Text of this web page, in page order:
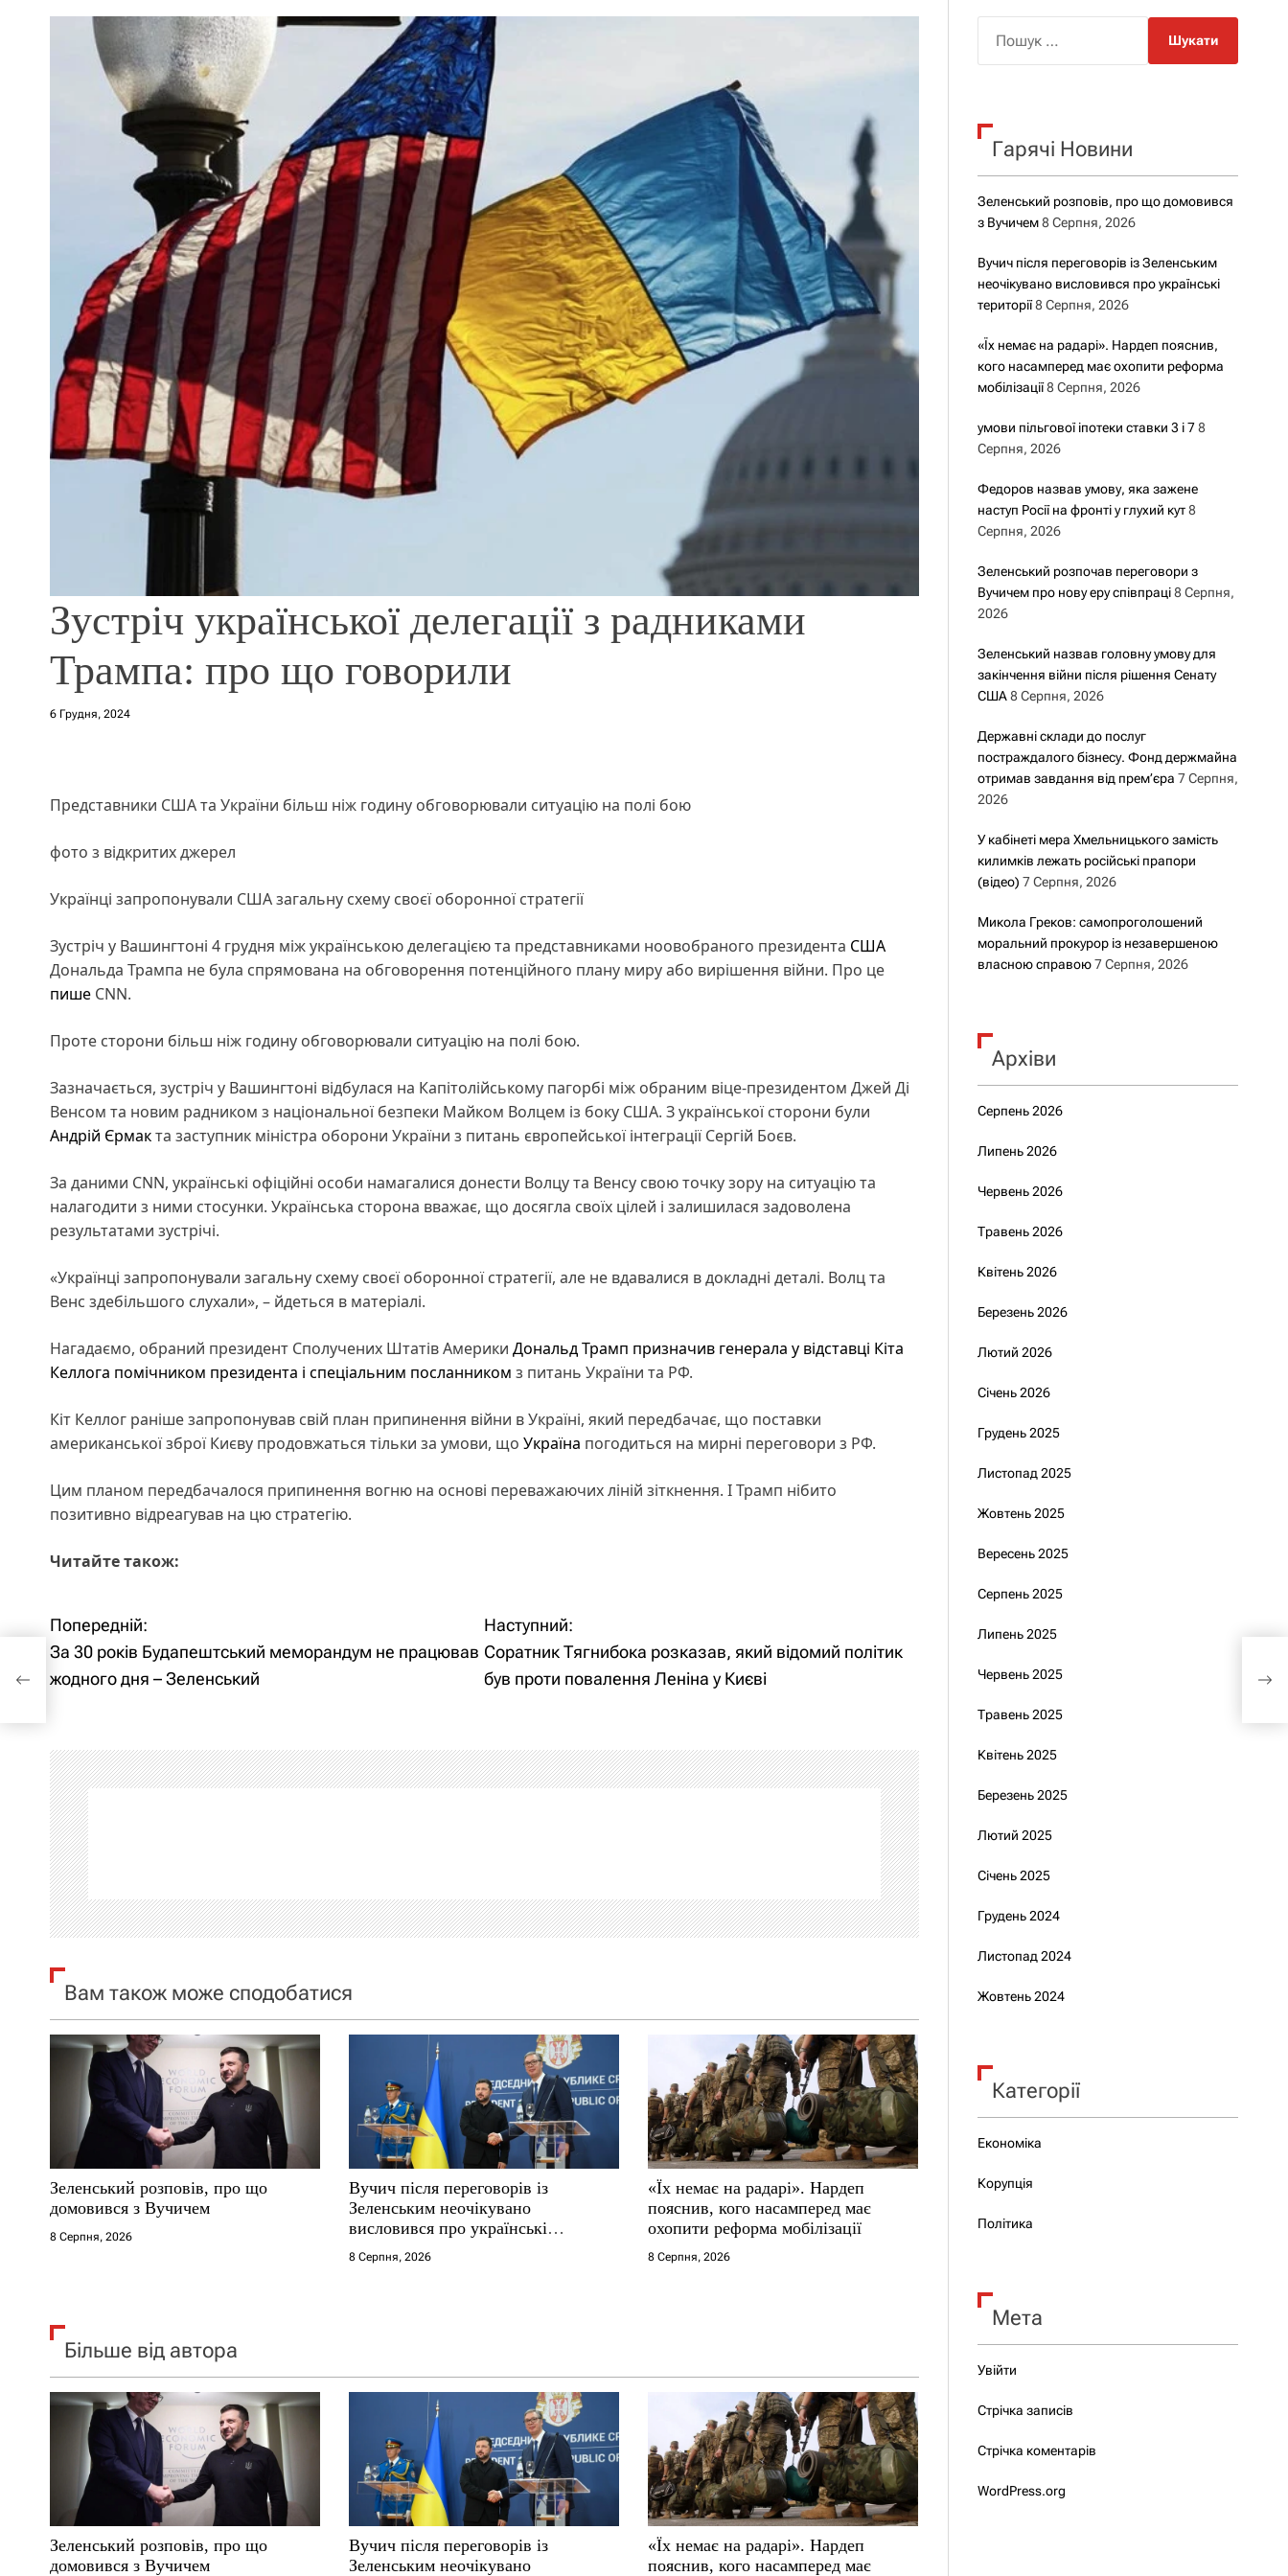
р
о
у
Зустріч української делегації з радниками
Трампа: про що говорили
6 Грудня, 2024
Представники США та України більш ніж годину обговорювали ситуацію на полі бою
фото з відкритих джерел
Українці запропонували США загальну схему своєї оборонної стратегії
Зустріч у Вашингтоні 4 грудня між українською делегацією та представниками ноовобраного президента США
Дональда Трампа не була спрямована на обговорення потенційного плану миру або вирішення війни. Про це
пише CNN.
Проте сторони більш ніж годину обговорювали ситуацію на полі бою.
Зазначається, зустріч у Вашингтоні відбулася на Капітолійському пагорбі між обраним віце-президентом Джей Ді
Венсом та новим радником з національної безпеки Майком Волцем із боку США. З української сторони були
Андрій Єрмакта заступник міністра оборони України з питань європейської інтеграції Сергій Боєв.
За даними CNN, українські офіційні особи намагалися донести Волцу та Венсу свою точку зору на ситуацію та
налагодити з ними стосунки. Українська сторона вважає, що досягла своїх цілей і залишилася задоволена
результатами зустрічі.
«Українці запропонували загальну схему своєї оборонної стратегії, але не вдавалися в докладні деталі. Волц та
Венс здебільшого слухали», – йдеться в матеріалі.
Нагадаємо, обраний президент Сполучених Штатів Америки Дональд Трамп призначив генерала у відставці Кіта
Келлога помічником президента і спеціальним посланником з питань України та РФ.
Кіт Келлог раніше запропонував свій план припинення війни в Україні, який передбачає, що поставки
американської зброї Києву продовжаться тільки за умови, що Україна погодиться на мирні переговори з РФ.
Цим планом передбачалося припинення вогню на основі переважаючих ліній зіткнення. І Трамп нібито
позитивно відреагував на цю стратегію.
Читайте також:
Н
а
і
г
а
ц
і
я
а
с
і
в
Попередній:
За 30 років Будапештський меморандум не працював
жодного дня – Зеленський
Наступний:
Соратник Тягнибока розказав, який відомий політик
був проти повалення Леніна у Києві
Вам також може сподобатися
Зеленський розповів, про що
домовився з Вучичем
8 Серпня, 2026
Вучич після переговорів із
Зеленським неочікувано
висловився про українські
території
8 Серпня, 2026
«Їх немає на радарі». Нардеп
пояснив, кого насамперед має
охопити реформа мобілізації
8 Серпня, 2026
Більше від автора
Зеленський розповів, про що
домовився з Вучичем
Вучич після переговорів із
Зеленським неочікувано
«Їх немає на радарі». Нардеп
пояснив, кого насамперед має
к
Гарячі Новини
Зеленський розповів, про що домовився
з Вучичем 8 Серпня, 2026
Вучич після переговорів із Зеленським
неочікувано висловився про українські
території 8 Серпня, 2026
«Їх немає на радарі». Нардеп пояснив,
кого насамперед має охопити реформа
мобілізації 8 Серпня, 2026
умови пільгової іпотеки ставки 3 і 7 8
Серпня, 2026
Федоров назвав умову, яка зажене
наступ Росії на фронті у глухий кут 8
Серпня, 2026
Зеленський розпочав переговори з
Вучичем про нову еру співпраці 8 Серпня,
2026
Зеленський назвав головну умову для
закінчення війни після рішення Сенату
США 8 Серпня, 2026
Державні склади до послуг
постраждалого бізнесу. Фонд держмайна
отримав завдання від прем’єра 7 Серпня,
2026
У кабінеті мера Хмельницького замість
килимків лежать російські прапори
(відео) 7 Серпня, 2026
Микола Греков: самопроголошений
моральний прокурор із незавершеною
власною справою 7 Серпня, 2026
Архіви
Серпень 2026
Липень 2026
Червень 2026
Травень 2026
Квітень 2026
Березень 2026
Лютий 2026
Січень 2026
Грудень 2025
Листопад 2025
Жовтень 2025
Вересень 2025
Серпень 2025
Липень 2025
Червень 2025
Травень 2025
Квітень 2025
Березень 2025
Лютий 2025
Січень 2025
Грудень 2024
Листопад 2024
Жовтень 2024
Категорії
Економіка
Корупція
Політика
Мета
Увійти
Стрічка записів
Стрічка коментарів
WordPress.org